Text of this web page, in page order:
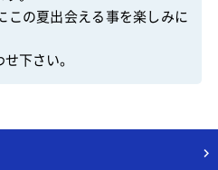
この夏出会える事を楽しみに